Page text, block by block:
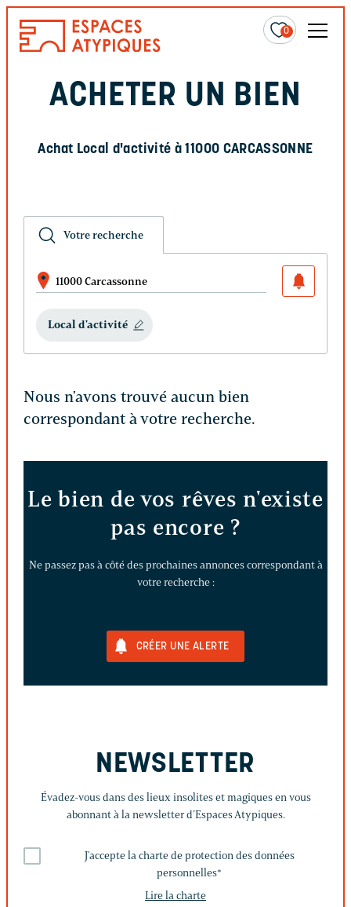
0
ACHETER UN BIEN
Achat Local d'activité à 11000 CARCASSONNE
Votre recherche
11000 Carcassonne
Local d'activité
Nous n'avons trouvé aucun bien
correspondant à votre recherche.
Le bien de vos rêves n'existe
pas encore ?
Ne passez pas à côté des prochaines annonces correspondant à
votre recherche :
CRÉER UNE ALERTE
NEWSLETTER
Évadez-vous dans des lieux insolites et magiques en vous
abonnant à la newsletter d’Espaces Atypiques.
J'accepte la charte de protection des données
personnelles*
Lire la charte